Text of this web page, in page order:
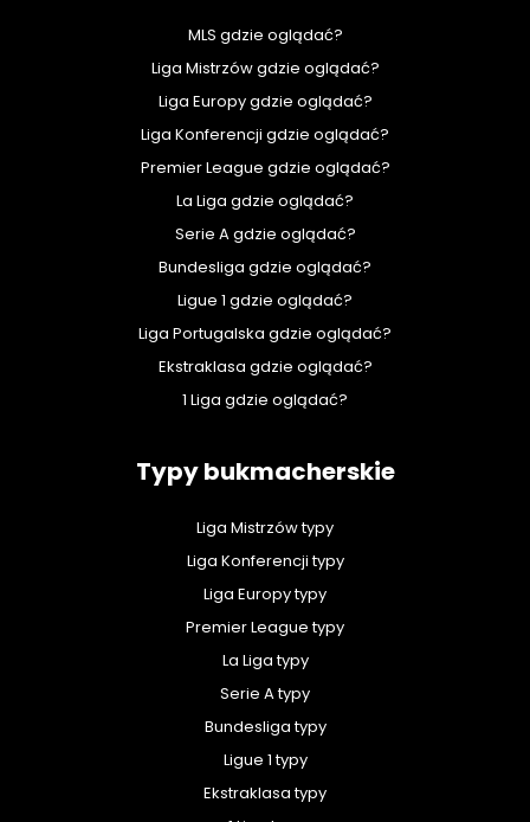
MLS gdzie oglądać?
Liga Mistrzów gdzie oglądać?
Liga Europy gdzie oglądać?
Liga Konferencji gdzie oglądać?
Premier League gdzie oglądać?
La Liga gdzie oglądać?
Serie A gdzie oglądać?
Bundesliga gdzie oglądać?
Ligue 1 gdzie oglądać?
Liga Portugalska gdzie oglądać?
Ekstraklasa gdzie oglądać?
1 Liga gdzie oglądać?
Typy bukmacherskie
Liga Mistrzów typy
Liga Konferencji typy
Liga Europy typy
Premier League typy
La Liga typy
Serie A typy
Bundesliga typy
Ligue 1 typy
Ekstraklasa typy